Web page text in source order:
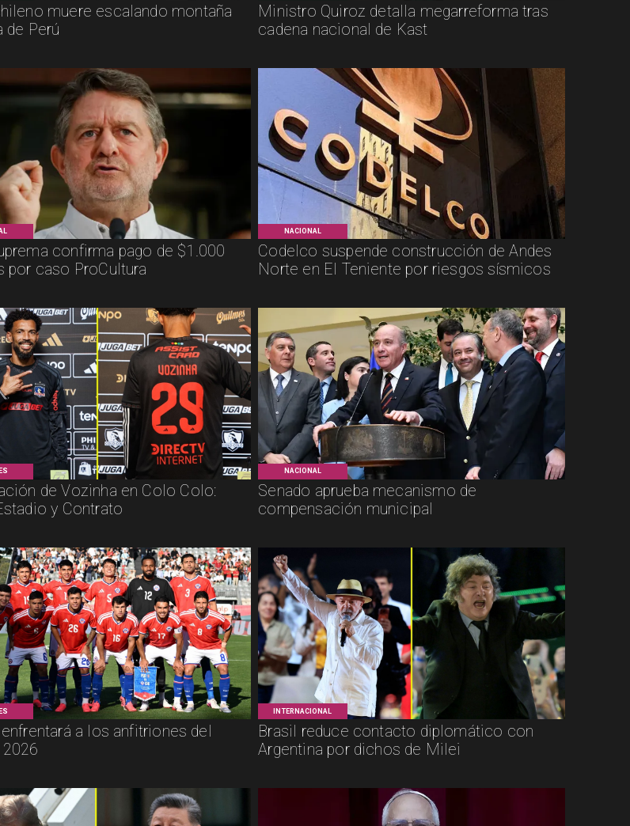
muere escalando montaña
de Perú
Ministro Quiroz detalla megarreforma tras
cadena nacional de Kast
confirma pago de $1.000
por caso ProCultura
NACIONAL
Codelco suspende construcción de Andes
Norte en El Teniente por riesgos sísmicos
de Vozinha en Colo Colo:
y Contrato
NACIONAL
Senado aprueba mecanismo de
compensación municipal
a los anfitriones del
INTERNACIONAL
Brasil reduce contacto diplomático con
Argentina por dichos de Milei